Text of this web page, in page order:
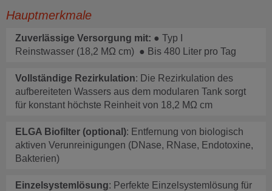
Hauptmerkmale
Zuverlässige Versorgung mit: ● Typ I
Reinstwasser (18,2 MΩ cm)  ● Bis 480 Liter pro Tag
Vollständige Rezirkulation: Die Rezirkulation des
aufbereiteten Wassers aus dem modularen Tank sorgt
für konstant höchste Reinheit von 18,2 MΩ cm
ELGA Biofilter (optional): Entfernung von biologisch
aktiven Verunreinigungen (DNase, RNase, Endotoxine,
Bakterien)
Einzelsystemlösung: Perfekte Einzelsystemlösung für